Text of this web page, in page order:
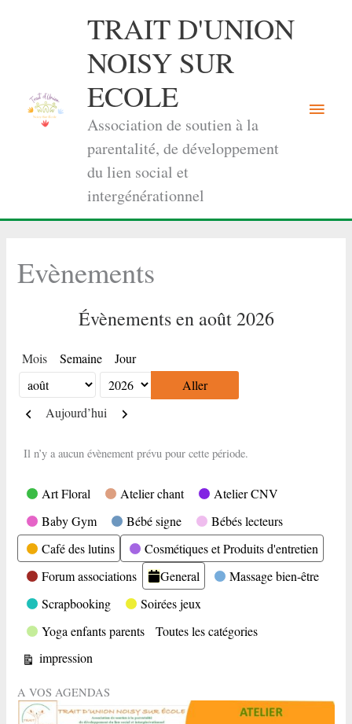
TRAIT D'UNION
NOISY SUR
ECOLE
Association de soutien à la
parentalité, de développement
du lien social et
intergénérationnel
Menu
Evènements
Évènements en août 2026
Mois Semaine Jour
Mois
Année
Précédent
Aujourd’hui Suivant
Il n’y a aucun évènement prévu pour cette période.
Catégories
Art Floral Atelier chant
Atelier CNV
Baby Gym
Bébé signe
Bébés lecteurs
Café des lutins
Cosmétiques et Produits d'entretien
Forum associations
General
Massage bien-être
Scrapbooking
Soirées jeux
Yoga enfants parents
Toutes les catégories
Vue
impression
A VOS AGENDAS